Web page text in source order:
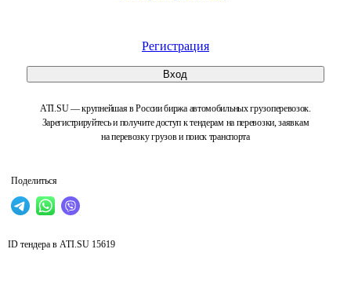
Регистрация
Вход
ATI.SU — крупнейшая в России биржа автомобильных грузоперевозок.
Зарегистрируйтесь и получите доступ к тендерам на перевозки, заявкам
на перевозку грузов и поиск транспорта
Поделиться
ID тендера в ATI.SU 15619